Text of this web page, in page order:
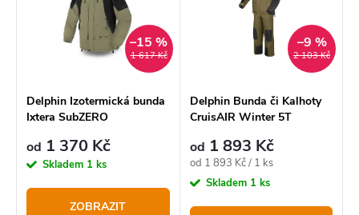
o
d
u
Abecedně
r
o
d
u
1 617 Kč
–15 %
Delphin Izotermická bunda
Ixtera SubZERO
od 1 370 Kč
Skladem 1 ks
ZOBRAZIT
2 103 Kč
–9 %
Delphin Bunda či Kalhoty
CruisAIR Winter 5T
od 1 893 Kč
Měrná
cena:
od 1 893 Kč / 1 ks
Skladem 1 ks